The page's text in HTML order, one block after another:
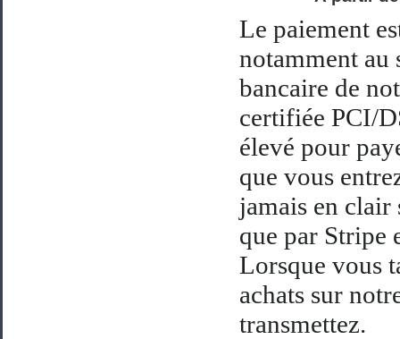
Le paiement
notamment au
bancaire de
certifiée PCI/
élevé pour
que vous
jamais en clair
que par Stripe
Lorsque vous
achats sur
transmettez.